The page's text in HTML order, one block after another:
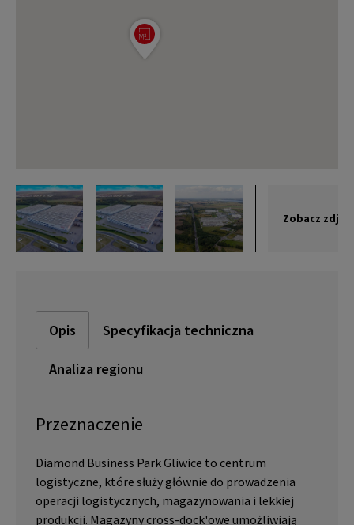
Zobacz
Opis Specyfikacja techniczna
Analiza regionu
Przeznaczenie
Diamond Business Park Gliwice to centrum
logistyczne, które służy głównie do prowadzenia
operacji logistycznych, magazynowania i lekkiej
produkcji. Magazyny cross-dock'owe umożliwiają